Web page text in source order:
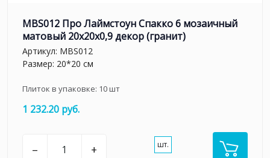
MBS012 Про Лаймстоун Спакко 6 мозаичный
матовый 20х20х0,9 декор (гранит)
Артикул: MBS012
Размер: 20*20 см
Плиток в упаковке: 10шт
1 232.20 руб.
– + шт.